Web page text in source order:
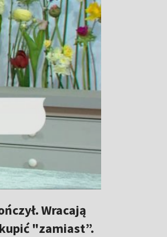
Wracają
"zamiast”.